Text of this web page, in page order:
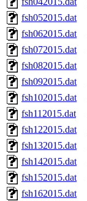
fsh052015.dat
fsh062015.dat
fsh072015.dat
fsh082015.dat
fsh092015.dat
fsh102015.dat
fsh112015.dat
fsh122015.dat
fsh132015.dat
fsh142015.dat
fsh152015.dat
fsh162015.dat